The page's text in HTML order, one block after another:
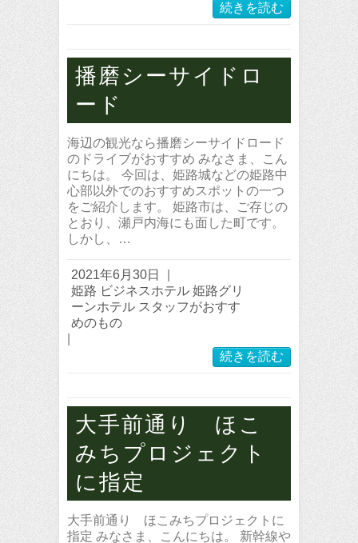
続きを読む
播磨シーサイドロ
ード
海辺の観光なら播磨シーサイドロード
のドライブがおすすめ みなさま、こん
にちは。 今回は、姫路城などの姫路中
心部以外でのおすすめスポットの一つ
をご紹介します。 姫路市は、ご存じの
とおり、瀬戸内海にも面した町です。
しかし、…
2021年6月30日
姫路 ビジネスホテル 姫路グリ
ーンホテル スタッフがおすす
めのもの
続きを読む
大手前通り ほこ
みちプロジェクト
に指定
大手前通り ほこみちプロジェクトに
指定 みなさま、こんにちは。 新幹線や